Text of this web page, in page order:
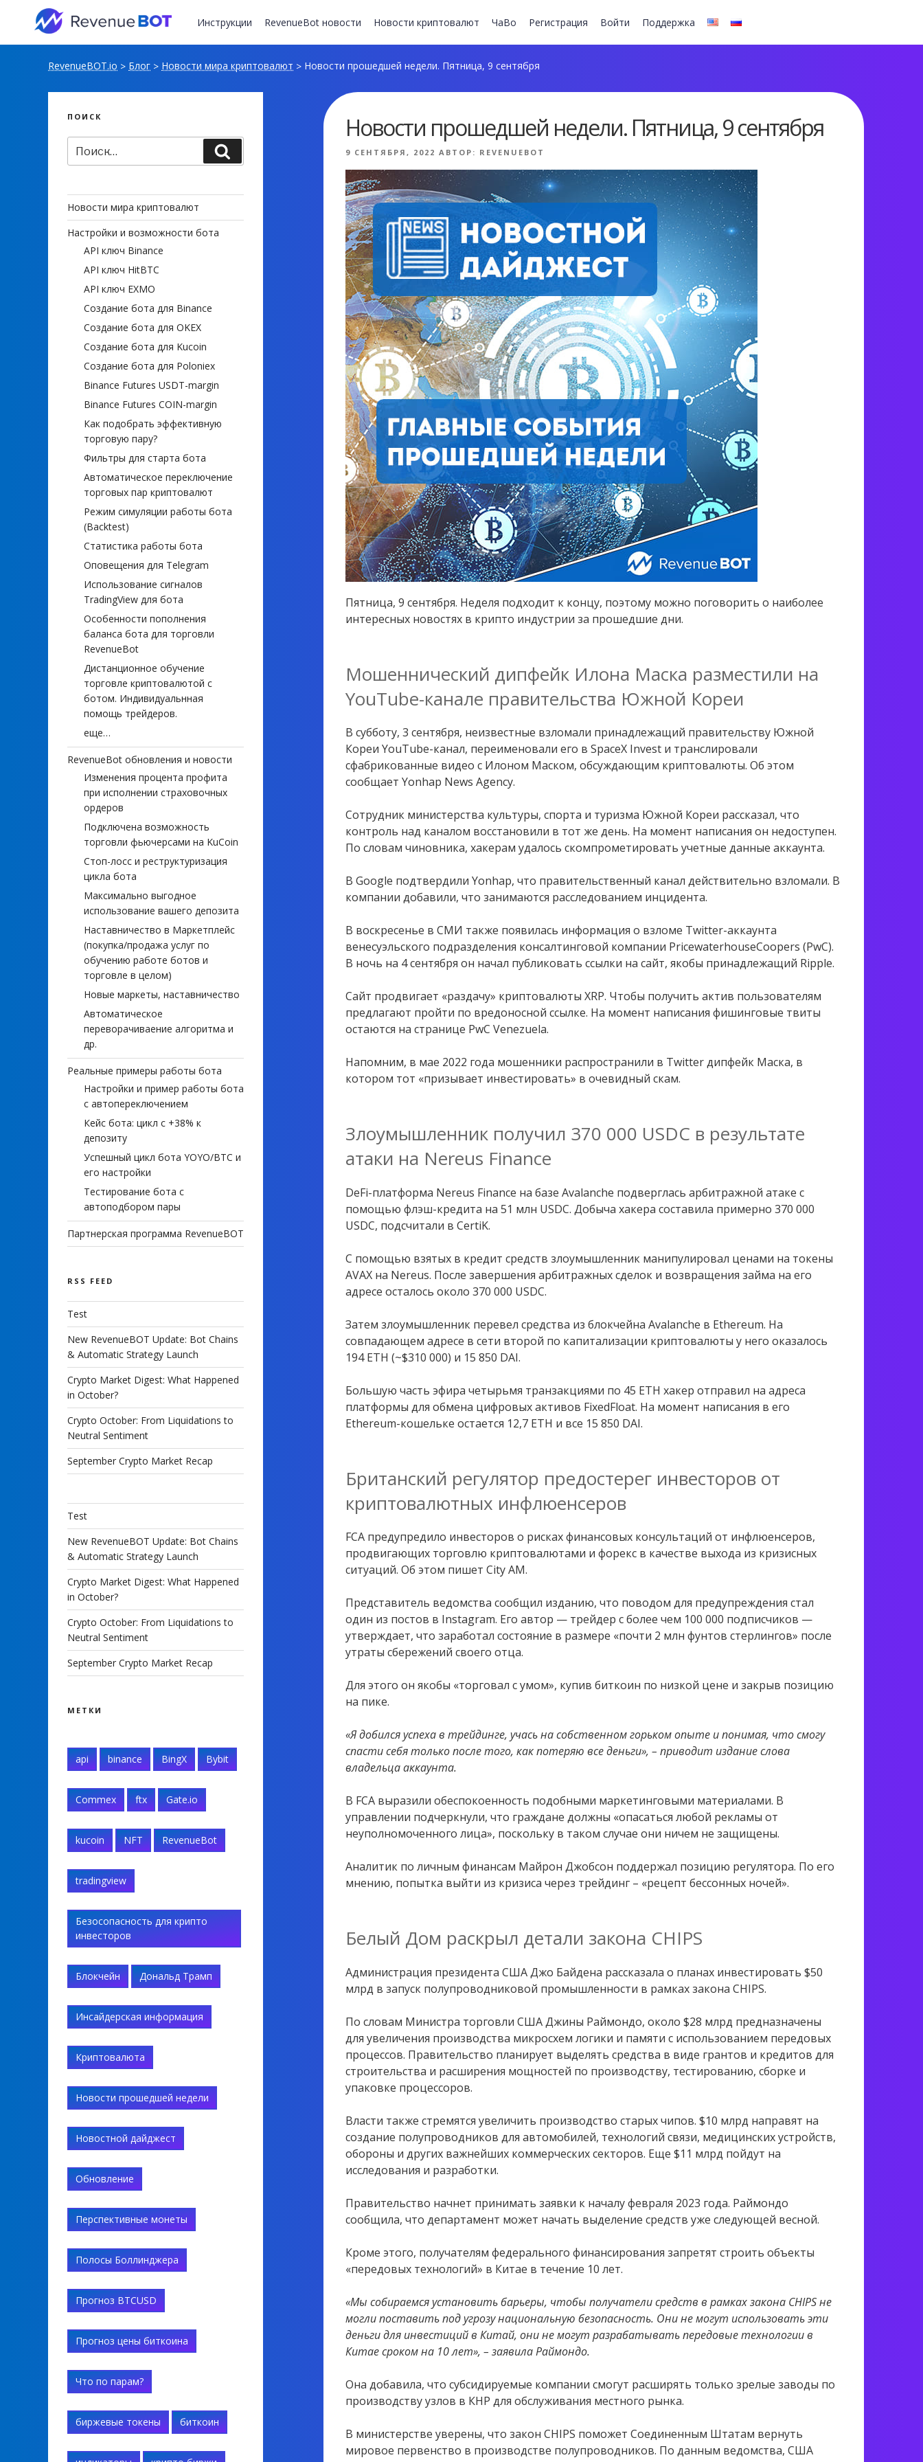
Перейти
содержимому
Инструкции RevenueBot новости Новости криптовалют ЧаВо Регистрация Войти Поддержка
RevenueBOT.io > Блог > Новости мира криптовалют > Новости прошедшей недели. Пятница, 9 сентября
Новости прошедшей недели. Пятница, 9 сентября
ОПУБЛИКОВАНО
9 СЕНТЯБРЯ, 2022 АВТОР: REVENUEBOT
Пятница, 9 сентября. Неделя подходит к концу, поэтому можно поговорить о наиболее
интересных новостях в крипто индустрии за прошедшие дни.
Мошеннический дипфейк Илона Маска разместили на
YouTube-канале правительства Южной Кореи
В субботу, 3 сентября, неизвестные взломали принадлежащий правительству Южной
Кореи YouTube-канал, переименовали его в SpaceX Invest и транслировали
сфабрикованные видео с Илоном Маском, обсуждающим криптовалюты. Об этом
сообщает Yonhap News Agency.
Сотрудник министерства культуры, спорта и туризма Южной Кореи рассказал, что
контроль над каналом восстановили в тот же день. На момент написания он недоступен.
По словам чиновника, хакерам удалось скомпрометировать учетные данные аккаунта.
В Google подтвердили Yonhap, что правительственный канал действительно взломали. В
компании добавили, что занимаются расследованием инцидента.
В воскресенье в СМИ также появилась информация о взломе Twitter-аккаунта
венесуэльского подразделения консалтинговой компании PricewaterhouseCoopers (PwC).
В ночь на 4 сентября он начал публиковать ссылки на сайт, якобы принадлежащий Ripple.
Сайт продвигает «раздачу» криптовалюты XRP. Чтобы получить актив пользователям
предлагают пройти по вредоносной ссылке. На момент написания фишинговые твиты
остаются на странице PwC Venezuela.
Напомним, в мае 2022 года мошенники распространили в Twitter дипфейк Маска, в
котором тот «призывает инвестировать» в очевидный скам.
Злоумышленник получил 370 000 USDC в результате
атаки на Nereus Finance
DeFi-платформа Nereus Finance на базе Avalanche подверглась арбитражной атаке с
помощью флэш-кредита на 51 млн USDC. Добыча хакера составила примерно 370 000
USDC, подсчитали в CertiK.
С помощью взятых в кредит средств злоумышленник манипулировал ценами на токены
AVAX на Nereus. После завершения арбитражных сделок и возвращения займа на его
адресе осталось около 370 000 USDC.
Затем злоумышленник перевел средства из блокчейна Avalanche в Ethereum. На
совпадающем адресе в сети второй по капитализации криптовалюты у него оказалось
194 ETH (~$310 000) и 15 850 DAI.
Большую часть эфира четырьмя транзакциями по 45 ETH хакер отправил на адреса
платформы для обмена цифровых активов FixedFloat. На момент написания в его
Ethereum-кошельке остается 12,7 ETH и все 15 850 DAI.
Британский регулятор предостерег инвесторов от
криптовалютных инфлюенсеров
FCA предупредило инвесторов о рисках финансовых консультаций от инфлюенсеров,
продвигающих торговлю криптовалютами и форекс в качестве выхода из кризисных
ситуаций. Об этом пишет City AM.
Представитель ведомства сообщил изданию, что поводом для предупреждения стал
один из постов в Instagram. Его автор — трейдер с более чем 100 000 подписчиков —
утверждает, что заработал состояние в размере «почти 2 млн фунтов стерлингов» после
утраты сбережений своего отца.
Для этого он якобы «торговал с умом», купив биткоин по низкой цене и закрыв позицию
на пике.
«Я добился успеха в трейдинге, учась на собственном горьком опыте и понимая, что смогу
спасти себя только после того, как потеряю все деньги», – приводит издание слова
владельца аккаунта.
В FCA выразили обеспокоенность подобными маркетинговыми материалами. В
управлении подчеркнули, что граждане должны «опасаться любой рекламы от
неуполномоченного лица», поскольку в таком случае они ничем не защищены.
Аналитик по личным финансам Майрон Джобсон поддержал позицию регулятора. По его
мнению, попытка выйти из кризиса через трейдинг – «рецепт бессонных ночей».
Белый Дом раскрыл детали закона CHIPS
Администрация президента США Джо Байдена рассказала о планах инвестировать $50
млрд в запуск полупроводниковой промышленности в рамках закона CHIPS.
По словам Министра торговли США Джины Раймондо, около $28 млрд предназначены
для увеличения производства микросхем логики и памяти с использованием передовых
процессов. Правительство планирует выделять средства в виде грантов и кредитов для
строительства и расширения мощностей по производству, тестированию, сборке и
упаковке процессоров.
Власти также стремятся увеличить производство старых чипов. $10 млрд направят на
создание полупроводников для автомобилей, технологий связи, медицинских устройств,
обороны и других важнейших коммерческих секторов. Еще $11 млрд пойдут на
исследования и разработки.
Правительство начнет принимать заявки к началу февраля 2023 года. Раймондо
сообщила, что департамент может начать выделение средств уже следующей весной.
Кроме этого, получателям федерального финансирования запретят строить объекты
«передовых технологий» в Китае в течение 10 лет.
«Мы собираемся установить барьеры, чтобы получатели средств в рамках закона CHIPS не
могли поставить под угрозу национальную безопасность. Они не могут использовать эти
деньги для инвестиций в Китай, они не могут разрабатывать передовые технологии в
Китае сроком на 10 лет», – заявила Раймондо.
Она добавила, что субсидируемые компании смогут расширять только зрелые заводы по
производству узлов в КНР для обслуживания местного рынка.
В министерстве уверены, что закон CHIPS поможет Соединенным Штатам вернуть
мировое первенство в производстве полупроводников. По данным ведомства, США
ПОИСК
Новости мира криптовалют
Настройки и возможности бота
API ключ Binance
API ключ HitBTC
API ключ EXMO
Создание бота для Binance
Создание бота для OKEX
Создание бота для Kucoin
Создание бота для Poloniex
Binance Futures USDT-margin
Binance Futures COIN-margin
Как подобрать эффективную
торговую пару?
Фильтры для старта бота
Автоматическое переключение
торговых пар криптовалют
Режим симуляции работы бота
(Backtest)
Статистика работы бота
Оповещения для Telegram
Использование сигналов
TradingView для бота
Особенности пополнения
баланса бота для торговли
RevenueBot
Дистанционное обучение
торговле криптовалютой с
ботом. Индивидуальнная
помощь трейдеров.
еще…
RevenueBot обновления и новости
Изменения процента профита
при исполнении страховочных
ордеров
Подключена возможность
торговли фьючерсами на KuCoin
Стоп-лосс и реструктуризация
цикла бота
Максимально выгодное
использование вашего депозита
Наставничество в Маркетплейс
(покупка/продажа услуг по
обучению работе ботов и
торговле в целом)
Новые маркеты, наставничество
Автоматическое
переворачиваение алгоритма и
др.
Реальные примеры работы бота
Настройки и пример работы бота
с автопереключением
Кейс бота: цикл с +38% к
депозиту
Успешный цикл бота YOYO/BTC и
его настройки
Тестирование бота с
автоподбором пары
Партнерская программа RevenueBOT
RSS FEED
Test
New RevenueBOT Update: Bot Chains
& Automatic Strategy Launch
Crypto Market Digest: What Happened
in October?
Crypto October: From Liquidations to
Neutral Sentiment
September Crypto Market Recap
Test
New RevenueBOT Update: Bot Chains
& Automatic Strategy Launch
Crypto Market Digest: What Happened
in October?
Crypto October: From Liquidations to
Neutral Sentiment
September Crypto Market Recap
МЕТКИ
api binance BingX Bybit
Commex ftx Gate.io
kucoin NFT RevenueBot
tradingview
Безосопасность для крипто
инвесторов
Блокчейн Дональд Трамп
Инсайдерская информация
Криптовалюта
Новости прошедшей недели
Новостной дайджест
Обновление
Перспективные монеты
Полосы Боллинджера
Прогноз BTCUSD
Прогноз цены биткоина
Что по парам?
биржевые токены биткоин